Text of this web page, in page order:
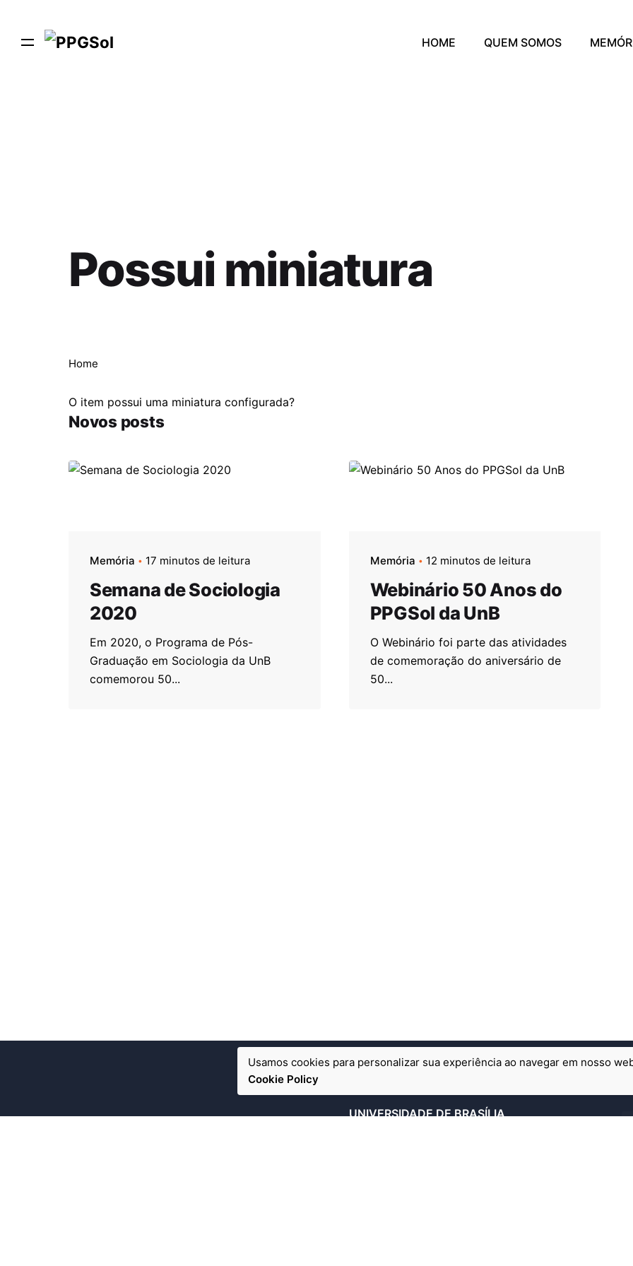
HOME QUEM SOMOS
Possui miniatura
Home
O item possui uma miniatura configurada?
Novos posts
Memória 17 minutos de leitura
Semana de Sociologia
2020
Em 2020, o Programa de Pós-
Graduação em Sociologia da UnB
comemorou 50...
Memória 12 minutos de leitura
Webinário 50 Anos do
PPGSol da UnB
O Webinário foi parte das atividades
de comemoração do aniversário de
50...
UNIVERSIDADE DE BRASÍLIA
Usamos cookies para personalizar sua experiência ao navegar em nosso
Cookie Policy